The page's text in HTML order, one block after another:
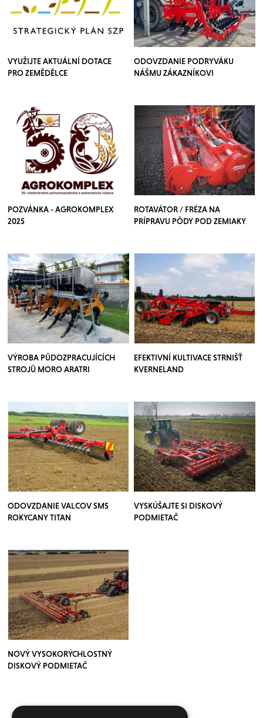
VYUŽIJTE AKTUÁLNÍ DOTACE
PRO ZEMĚDĚLCE
ODOVZDANIE PODRYVÁKU
NÁŠMU ZÁKAZNÍKOVI
POZVÁNKA - AGROKOMPLEX
2025
ROTAVÁTOR / FRÉZA NA
PRÍPRAVU PÔDY POD ZEMIAKY
VÝROBA PŮDOZPRACUJÍCÍCH
STROJŮ MORO ARATRI
EFEKTIVNÍ KULTIVACE STRNIŠŤ
KVERNELAND
ODOVZDANIE VALCOV SMS
ROKYCANY TITAN
VYSKÚŠAJTE SI DISKOVÝ
PODMIETAČ
NOVÝ VYSOKORÝCHLOSTNÝ
DISKOVÝ PODMIETAČ